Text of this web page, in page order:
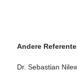
Andere
Dr. Sebastian